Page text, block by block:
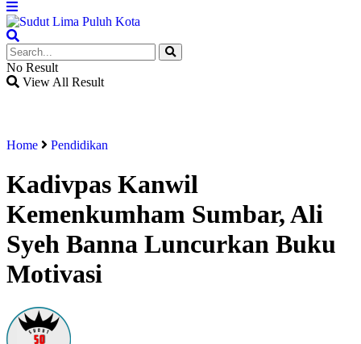
No Result
View All Result
Home Pendidikan
Kadivpas Kanwil
Kemenkumham Sumbar, Ali
Syeh Banna Luncurkan Buku
Motivasi